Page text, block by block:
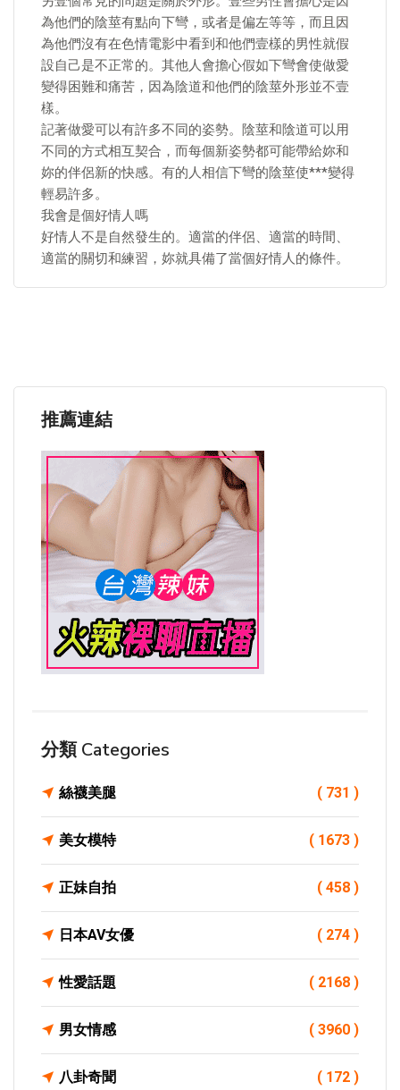
為他們的陰莖有點向下彎，或者是偏左等等，而且因
為他們沒有在色情電影中看到和他們壹樣的男性就假
設自己是不正常的。其他人會擔心假如下彎會使做愛
變得困難和痛苦，因為陰道和他們的陰莖外形並不壹
樣。
記著做愛可以有許多不同的姿勢。陰莖和陰道可以用
不同的方式相互契合，而每個新姿勢都可能帶給妳和
妳的伴侶新的快感。有的人相信下彎的陰莖使***變得
輕易許多。
我會是個好情人嗎
好情人不是自然發生的。適當的伴侶、適當的時間、
適當的關切和練習，妳就具備了當個好情人的條件。
推薦連結
分類 Categories
絲襪美腿 ( 731 )
美女模特 ( 1673 )
正妹自拍 ( 458 )
日本AV女優 ( 274 )
性愛話題 ( 2168 )
男女情感 ( 3960 )
八卦奇聞 ( 172 )